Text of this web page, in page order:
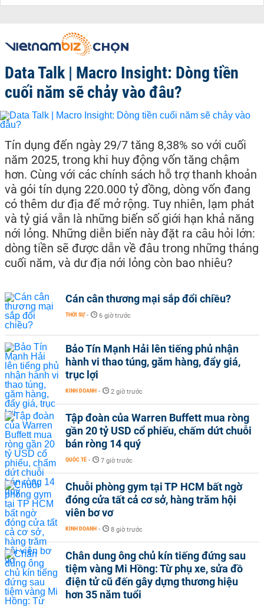
Data Talk | Macro Insight: Dòng tiền
cuối năm sẽ chảy vào đâu?
Tín dụng đến ngày 29/7 tăng 8,38% so với cuối
năm 2025, trong khi huy động vốn tăng chậm
hơn. Cùng với các chính sách hỗ trợ thanh khoản
và gói tín dụng 220.000 tỷ đồng, dòng vốn đang
có thêm dư địa để mở rộng. Tuy nhiên, lạm phát
và tỷ giá vẫn là những biến số giới hạn khả năng
nới lỏng. Những diễn biến này đặt ra câu hỏi lớn:
dòng tiền sẽ được dẫn về đâu trong những tháng
cuối năm, và dư địa nới lỏng còn bao nhiêu?
Cán cân thương mại sắp đổi chiều?
THỜI SỰ - 6 giờ trước
Bảo Tín Mạnh Hải lên tiếng phủ nhận
hành vi thao túng, găm hàng, đẩy giá,
trục lợi
KINH DOANH - 2 giờ trước
Tập đoàn của Warren Buffett mua ròng
gần 20 tỷ USD cổ phiếu, chấm dứt chuỗi
bán ròng 14 quý
QUỐC TẾ - 7 giờ trước
Chuỗi phòng gym tại TP HCM bất ngờ
đóng cửa tất cả cơ sở, hàng trăm hội
viên bơ vơ
KINH DOANH - 8 giờ trước
Chân dung ông chủ kín tiếng đứng sau
tiệm vàng Mi Hồng: Từ phụ xe, sửa đồ
điện tử cũ đến gây dựng thương hiệu
hơn 35 năm tuổi